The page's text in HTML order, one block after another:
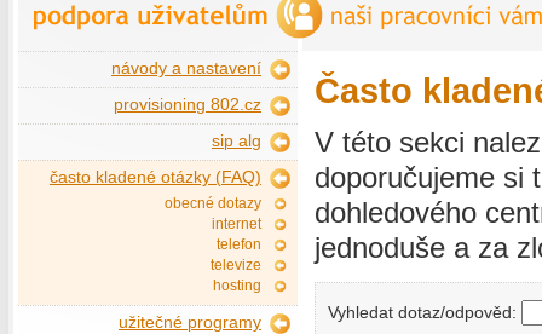
návody a nastavení
provisioning 802.cz
sip alg
často kladené otázky (FAQ)
obecné dotazy
internet
telefon
televize
hosting
užitečné programy
Často
V této sekci
doporučujeme si
dohledového
jednoduše a za
Vyhledat dotaz/odpověd: